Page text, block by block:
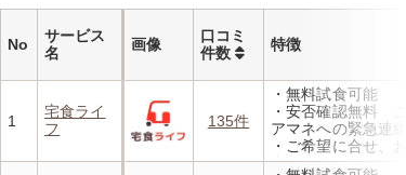
No
サービス
名
画像
口コミ
件数
特徴
1
宅食ライ
フ
135件
・無料試食可能
・安否確認無料 ご
アマネへの緊急連絡
・ご希望に合せ、
食、アレルギーに無